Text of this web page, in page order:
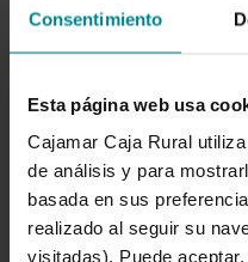
Consentimiento
Esta página web usa
Cajamar Caja Rural
de análisis y para
basada en sus
realizado al seguir su
visitadas). Puede